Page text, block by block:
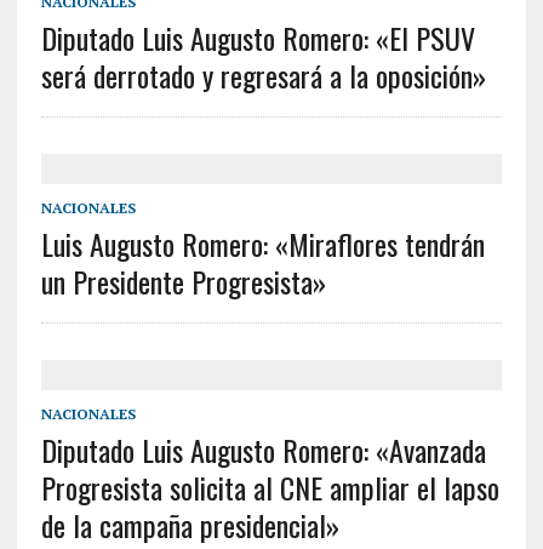
Diputado Luis Augusto Romero: «El PSUV
será derrotado y regresará a la oposición»
NACIONALES
Luis Augusto Romero: «Miraflores tendrán
un Presidente Progresista»
NACIONALES
Diputado Luis Augusto Romero: «Avanzada
Progresista solicita al CNE ampliar el lapso
de la campaña presidencial»